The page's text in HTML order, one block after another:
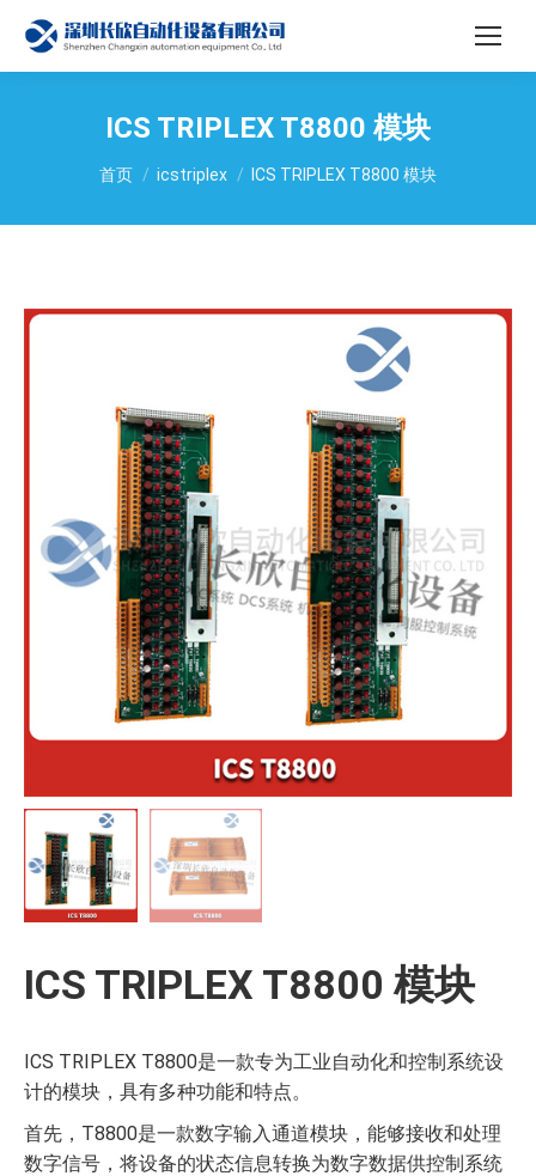
ICS TRIPLEX T8800 模块
您在这里：
首页 icstriplex ICS TRIPLEX T8800 模块
ICS TRIPLEX T8800 模块
ICS TRIPLEX T8800是一款专为工业自动化和控制系统设
计的模块，具有多种功能和特点。
首先，T8800是一款数字输入通道模块，能够接收和处理
数字信号，将设备的状态信息转换为数字数据供控制系统